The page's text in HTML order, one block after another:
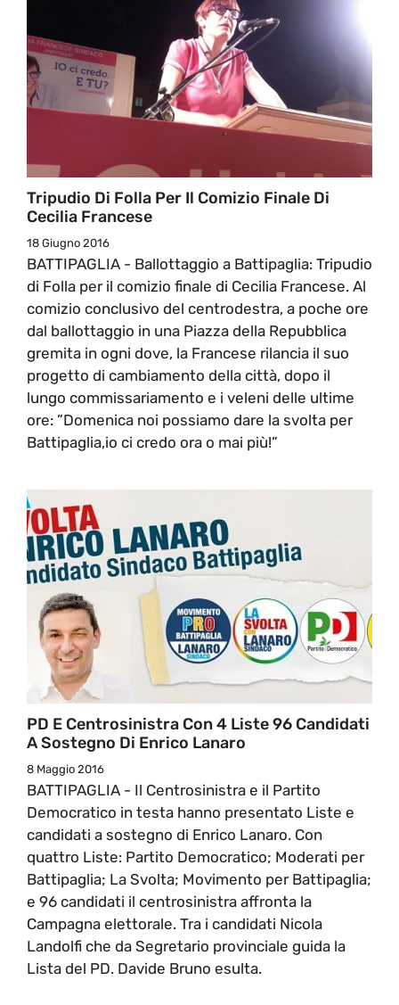
Tripudio Di Folla Per Il Comizio Finale Di
Cecilia Francese
18 Giugno 2016
BATTIPAGLIA - Ballottaggio a Battipaglia: Tripudio
di Folla per il comizio finale di Cecilia Francese. Al
comizio conclusivo del centrodestra, a poche ore
dal ballottaggio in una Piazza della Repubblica
gremita in ogni dove, la Francese rilancia il suo
progetto di cambiamento della città, dopo il
lungo commissariamento e i veleni delle ultime
ore: ”Domenica noi possiamo dare la svolta per
Battipaglia,io ci credo ora o mai più!”
PD E Centrosinistra Con 4 Liste 96 Candidati
A Sostegno Di Enrico Lanaro
8 Maggio 2016
BATTIPAGLIA - Il Centrosinistra e il Partito
Democratico in testa hanno presentato Liste e
candidati a sostegno di Enrico Lanaro. Con
quattro Liste: Partito Democratico; Moderati per
Battipaglia; La Svolta; Movimento per Battipaglia;
e 96 candidati il centrosinistra affronta la
Campagna elettorale. Tra i candidati Nicola
Landolfi che da Segretario provinciale guida la
Lista del PD. Davide Bruno esulta.